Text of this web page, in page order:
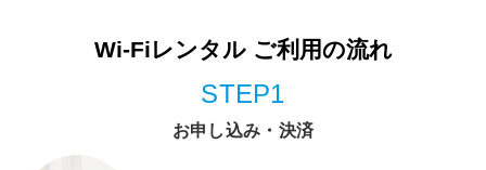
Wi-Fiレンタル ご利用の流れ
STEP1
お申し込み・決済